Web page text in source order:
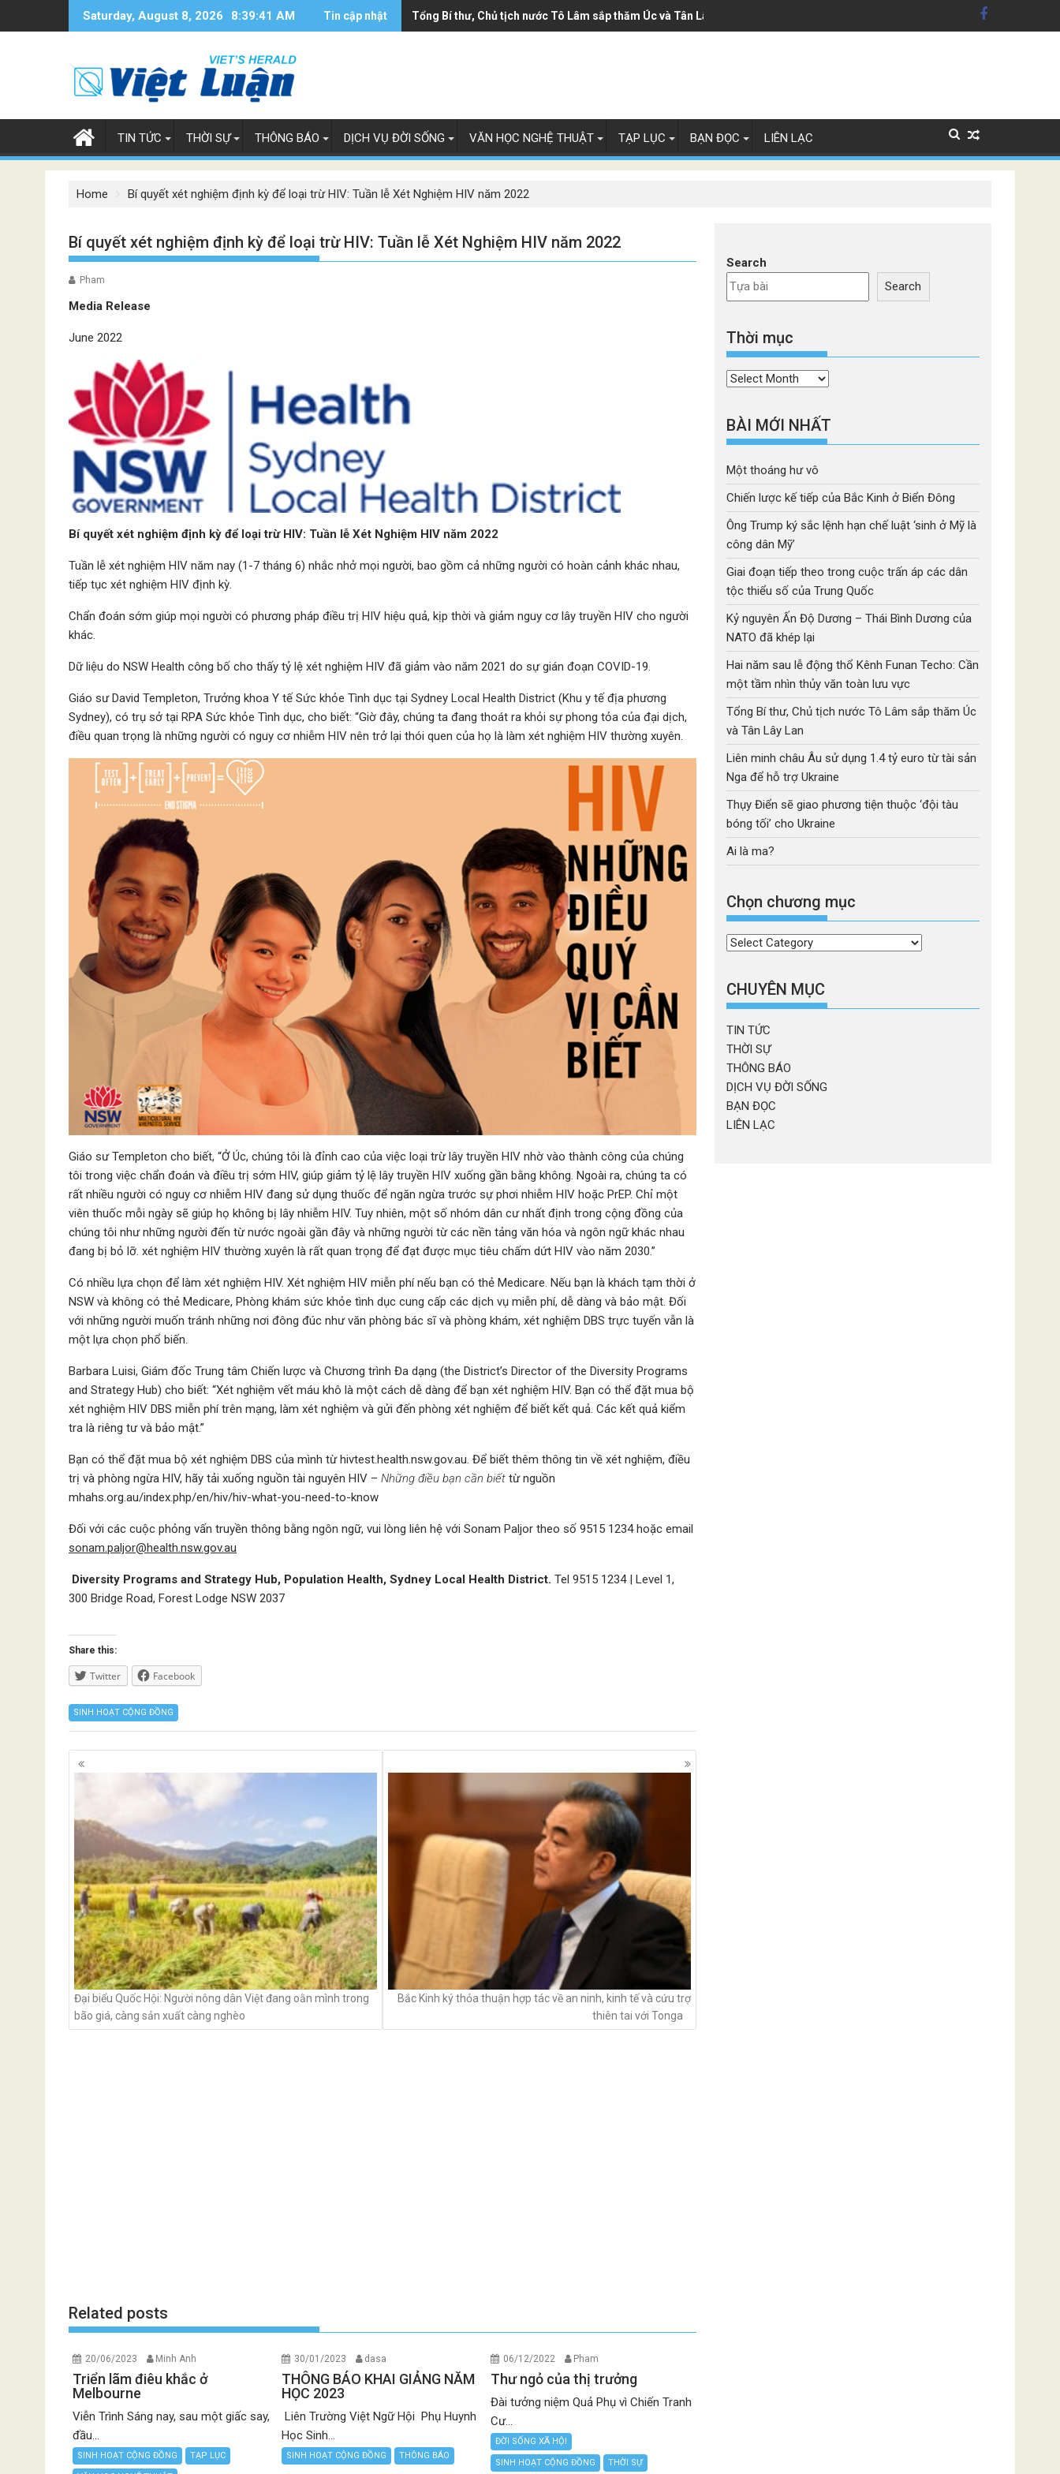
Saturday, August 8, 2026 8:39:42 AM Tin cập nhật Tổng Bí thư, Chủ tịch nước Tô Lâm sắp thăm Úc và Tân Lây Lan
TIN TỨC THỜI SỰ THÔNG BÁO DỊCH VỤ ĐỜI SỐNG VĂN HỌC NGHỆ THUẬT TẠP LỤC BẠN ĐỌC LIÊN LẠC
Home Bí quyết xét nghiệm định kỳ để loại trừ HIV: Tuần lễ Xét Nghiệm HIV năm 2022
Bí quyết xét nghiệm định kỳ để loại trừ HIV: Tuần lễ Xét Nghiệm HIV năm 2022
Pham
Media Release
June 2022
Bí quyết xét nghiệm định kỳ để loại trừ HIV: Tuần lễ Xét Nghiệm HIV năm 2022
Tuần lễ xét nghiệm HIV năm nay (1-7 tháng 6) nhắc nhở mọi người, bao gồm cả những người có hoàn cảnh khác nhau,
tiếp tục xét nghiệm HIV định kỳ.
Chẩn đoán sớm giúp mọi người có phương pháp điều trị HIV hiệu quả, kịp thời và giảm nguy cơ lây truyền HIV cho người
khác.
Dữ liệu do NSW Health công bố cho thấy tỷ lệ xét nghiệm HIV đã giảm vào năm 2021 do sự gián đoạn COVID-19.
Giáo sư David Templeton, Trưởng khoa Y tế Sức khỏe Tình dục tại Sydney Local Health District (Khu y tế địa phương
Sydney), có trụ sở tại RPA Sức khỏe Tình dục, cho biết: “Giờ đây, chúng ta đang thoát ra khỏi sự phong tỏa của đại dịch,
điều quan trọng là những người có nguy cơ nhiễm HIV nên trở lại thói quen của họ là làm xét nghiệm HIV thường xuyên.
Giáo sư Templeton cho biết, “Ở Úc, chúng tôi là đỉnh cao của việc loại trừ lây truyền HIV nhờ vào thành công của chúng
tôi trong việc chẩn đoán và điều trị sớm HIV, giúp giảm tỷ lệ lây truyền HIV xuống gần bằng không. Ngoài ra, chúng ta có
rất nhiều người có nguy cơ nhiễm HIV đang sử dụng thuốc để ngăn ngừa trước sự phơi nhiễm HIV hoặc PrEP. Chỉ một
viên thuốc mỗi ngày sẽ giúp họ không bị lây nhiễm HIV. Tuy nhiên, một số nhóm dân cư nhất định trong cộng đồng của
chúng tôi như những người đến từ nước ngoài gần đây và những người từ các nền tảng văn hóa và ngôn ngữ khác nhau
đang bị bỏ lỡ. xét nghiệm HIV thường xuyên là rất quan trọng để đạt được mục tiêu chấm dứt HIV vào năm 2030.”
Có nhiều lựa chọn để làm xét nghiệm HIV. Xét nghiệm HIV miễn phí nếu bạn có thẻ Medicare. Nếu bạn là khách tạm thời ở
NSW và không có thẻ Medicare, Phòng khám sức khỏe tình dục cung cấp các dịch vụ miễn phí, dễ dàng và bảo mật. Đối
với những người muốn tránh những nơi đông đúc như văn phòng bác sĩ và phòng khám, xét nghiệm DBS trực tuyến vẫn là
một lựa chọn phổ biến.
Barbara Luisi, Giám đốc Trung tâm Chiến lược và Chương trình Đa dạng (the District’s Director of the Diversity Programs
and Strategy Hub) cho biết: “Xét nghiệm vết máu khô là một cách dễ dàng để bạn xét nghiệm HIV. Bạn có thể đặt mua bộ
xét nghiệm HIV DBS miễn phí trên mạng, làm xét nghiệm và gửi đến phòng xét nghiệm để biết kết quả. Các kết quả kiểm
tra là riêng tư và bảo mật.”
Bạn có thể đặt mua bộ xét nghiệm DBS của mình từ hivtest.health.nsw.gov.au. Để biết thêm thông tin về xét nghiệm, điều
trị và phòng ngừa HIV, hãy tải xuống nguồn tài nguyên HIV – Những điều bạn cần biết từ nguồn
mhahs.org.au/index.php/en/hiv/hiv-what-you-need-to-know
Đối với các cuộc phỏng vấn truyền thông bằng ngôn ngữ, vui lòng liên hệ với Sonam Paljor theo số 9515 1234 hoặc email
sonam.paljor@health.nsw.gov.au
Diversity Programs and Strategy Hub, Population Health, Sydney Local Health District. Tel 9515 1234 | Level 1,
300 Bridge Road, Forest Lodge NSW 2037
Share this:
Twitter Facebook
SINH HOẠT CỘNG ĐỒNG
Posts
navigation
Đại biểu Quốc Hội: Người nông dân Việt đang oằn mình trong
bão giá, càng sản xuất càng nghèo
Bắc Kinh ký thỏa thuận hợp tác về an ninh, kinh tế và cứu trợ
thiên tai với Tonga
Related posts
20/06/2023 Minh Anh
Triển lãm điêu khắc ở
Melbourne
Viễn Trình Sáng nay, sau một giấc say,
đầu...
SINH HOẠT CỘNG ĐỒNG TẠP LỤC
30/01/2023 dasa
THÔNG BÁO KHAI GIẢNG NĂM
HỌC 2023
Liên Trường Việt Ngữ Hội Phụ Huynh
Học Sinh...
SINH HOẠT CỘNG ĐỒNG THÔNG BÁO
06/12/2022 Pham
Thư ngỏ của thị trưởng
Đài tưởng niệm Quả Phụ vì Chiến Tranh
Cư...
ĐỜI SỐNG XÃ HỘI
SINH HOẠT CỘNG ĐỒNG THỜI SỰ
Search
Search
Thời mục
Thời
BÀI MỚI NHẤT
Một thoáng hư vô
Chiến lược kế tiếp của Bắc Kinh ở Biển Đông
Ông Trump ký sắc lệnh hạn chế luật ‘sinh ở Mỹ là
công dân Mỹ’
Giai đoạn tiếp theo trong cuộc trấn áp các dân
tộc thiểu số của Trung Quốc
Kỷ nguyên Ấn Độ Dương – Thái Bình Dương của
NATO đã khép lại
Hai năm sau lễ động thổ Kênh Funan Techo: Cần
một tầm nhìn thủy văn toàn lưu vực
Tổng Bí thư, Chủ tịch nước Tô Lâm sắp thăm Úc
và Tân Lây Lan
Liên minh châu Âu sử dụng 1.4 tỷ euro từ tài sản
Nga để hỗ trợ Ukraine
Thụy Điển sẽ giao phương tiện thuộc ‘đội tàu
bóng tối’ cho Ukraine
Ai là ma?
Chọn chương mục
Chọn
mục
CHUYÊN MỤC
TIN TỨC
THỜI SỰ
THÔNG BÁO
DỊCH VỤ ĐỜI SỐNG
BẠN ĐỌC
LIÊN LẠC